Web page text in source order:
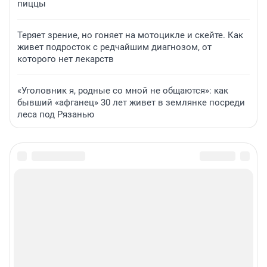
пиццы
Теряет зрение, но гоняет на мотоцикле и скейте. Как
живет подросток с редчайшим диагнозом, от
которого нет лекарств
«Уголовник я, родные со мной не общаются»: как
бывший «афганец» 30 лет живет в землянке посреди
леса под Рязанью